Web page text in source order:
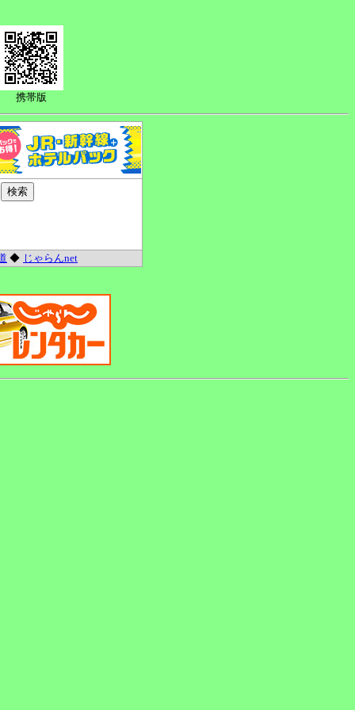
携帯版
◆ じゃらんnet